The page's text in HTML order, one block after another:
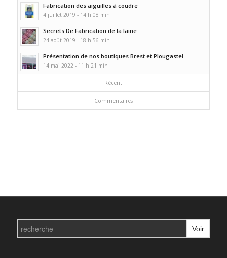
Fabrication des aiguilles à coudre
4 juillet 2019 - 14 h 08 min
Secrets De Fabrication de la laine
24 août 2019 - 18 h 56 min
Présentation de nos boutiques Brest et Plougastel
14 mai 2022 - 11 h 21 min
Récent
Commentaires
Search
for: